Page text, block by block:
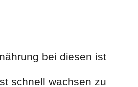
bei diesen ist
schnell wachsen zu